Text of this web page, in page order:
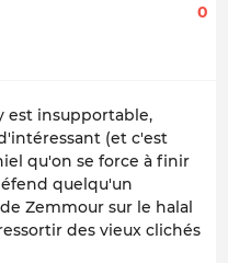
0
est insupportable,
(et c'est
qu'on se force à finir
quelqu'un
Zemmour sur le halal
des vieux clichés